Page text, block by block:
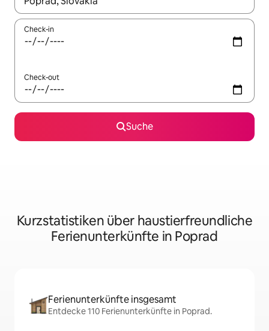
Check-in
Check-out
Suche
Kurzstatistiken über haustierfreundliche
Ferienunterkünfte in Poprad
Ferienunterkünfte insgesamt
Entdecke 110 Ferienunterkünfte in Poprad.